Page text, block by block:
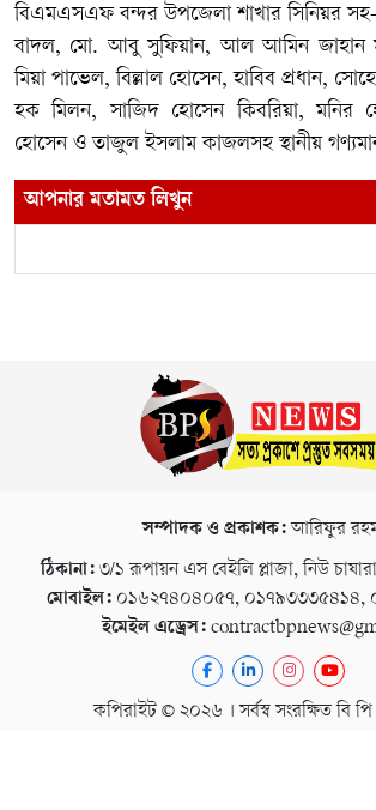
বিএমএসএফ বন্দর উপজেলা শাখার সিনিয়র সহ-
বাদল, মো. আবু সুফিয়ান, আল আমিন জাহান
মিয়া পাভেল, বিল্লাল হোসেন, হাবিব প্রধান,
হক মিলন, সাজিদ হোসেন কিবরিয়া, মনির
হোসেন ও তাজুল ইসলাম কাজলসহ স্থানীয়
আপনার মতামত লিখুন
সম্পাদক ও প্রকাশক:আরিফুর
ঠিকানা: ৩/১ রূপায়ন এস বেইলি প্লাজা, নিউ
মোবাইল: ০১৬২৭৪০৪০৫৭, ০১৭৯৩৩৩৫৪১৪,
ইমেইল এড্রেস:
কপিরাইট © ২০২৬ । সর্বস্ব সংরক্ষিত বি